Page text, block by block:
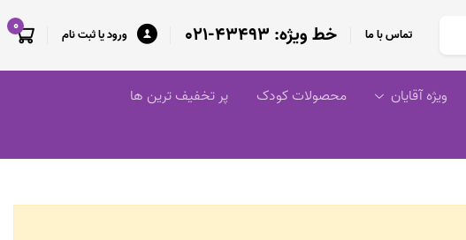
تماس با ما خط ویژه: 43493-021 ورود یا ثبت نام 0
ویژه آقایان محصولات کودک
پر تخفیف ترین ها